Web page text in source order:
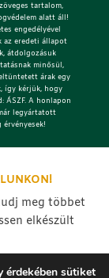
tartalom,
alatt áll!
engedélyével
az eredeti állapot
átdolgozásuk
minősül,
árak egy
így kérjük, hogy
ÁSZF. A honlapon
legyártatott
meg többet
elkészült
érdekében sütiket